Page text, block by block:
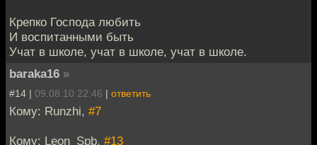
Крепко Господа любить
И воспитанными быть
Учат в школе, учат в школе, учат в школе.
baraka16 »
#14 | 09.08.10 22:46 | ответить
Кому: Runzhi, #7
Кому: Leon_Spb, #13